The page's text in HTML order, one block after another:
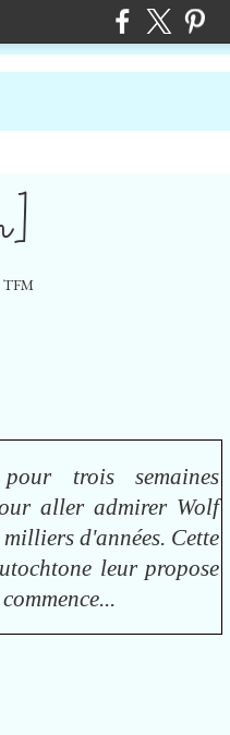
TFM
trois semaines
aller admirer Wolf
d'années. Cette
leur propose